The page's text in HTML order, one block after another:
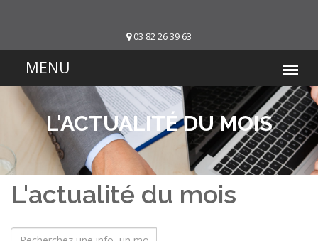
03 82 26 39 63
L'ACTUALITÉ DU MOIS
L'actualité du mois